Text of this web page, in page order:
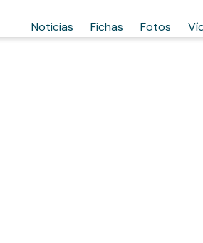
Noticias Fichas Fotos